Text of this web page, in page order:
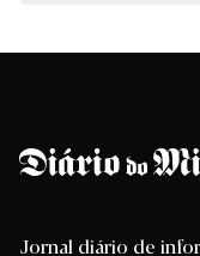
Jornal diário de